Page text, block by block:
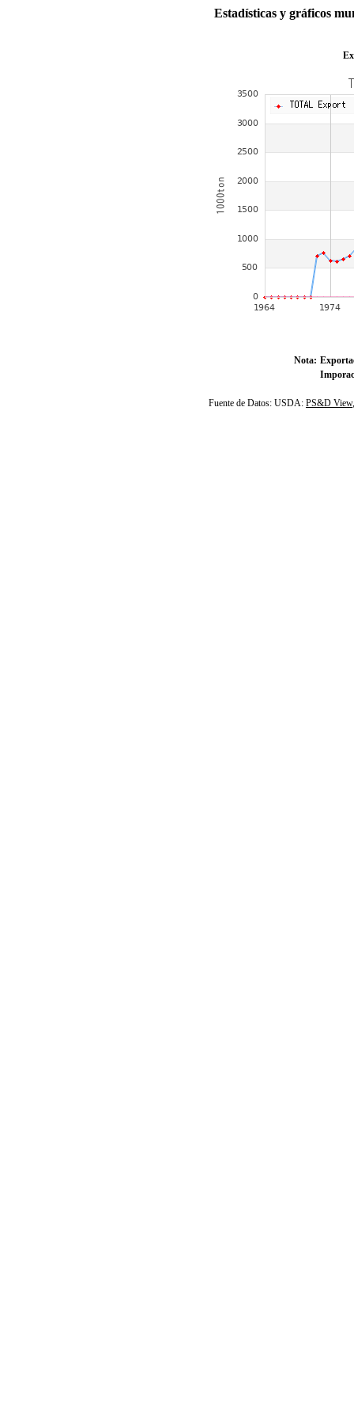
Estadísticas y gráficos
Nota:
Fuente de Datos: USDA: PS&D View